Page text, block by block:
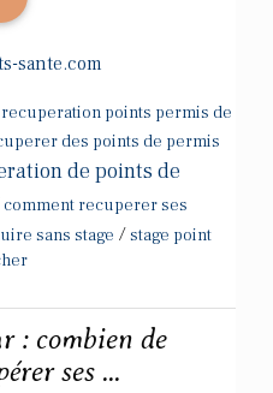
sante.com
points permis de
des points de permis
de points de
comment recuperer ses
sans stage /stage point
: combien de
ses ...